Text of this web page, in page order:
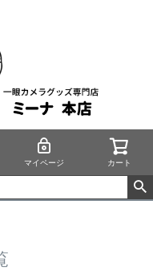
マイページ カート